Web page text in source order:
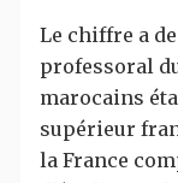
Le chiffre a
professoral
marocains
supérieur
la France